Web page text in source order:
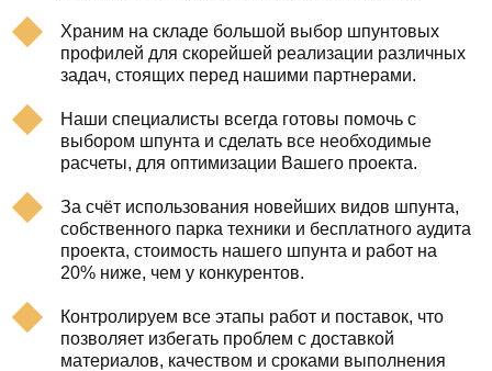
Храним на складе большой выбор шпунтовых
профилей для скорейшей реализации различных
задач, стоящих перед нашими партнерами.
Наши специалисты всегда готовы помочь с
выбором шпунта и сделать все необходимые
расчеты, для оптимизации Вашего проекта.
За счёт использования новейших видов шпунта,
собственного парка техники и бесплатного аудита
проекта, стоимость нашего шпунта и работ на
20% ниже, чем у конкурентов.
Контролируем все этапы работ и поставок, что
позволяет избегать проблем с доставкой
материалов, качеством и сроками выполнения